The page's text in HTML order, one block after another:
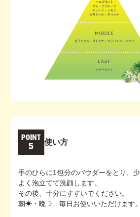
POINT
5 使い方
手のひらに1包分のパウダーをとり、
よく泡立てて洗顔します。
その後、十分にすすいでください。
朝☀・晩☽、毎日お使いいただけます。